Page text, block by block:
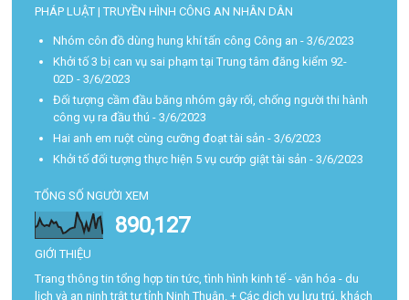
PHÁP LUẬT | TRUYỀN HÌNH CÔNG AN NHÂN DÂN
Nhóm côn đồ dùng hung khí tấn công Công an - 3/6/2023
Khởi tố 3 bị can vụ sai phạm tại Trung tâm đăng kiểm 92-
02D - 3/6/2023
Đối tượng cầm đầu băng nhóm gây rối, chống người thi hành
công vụ ra đầu thú - 3/6/2023
Hai anh em ruột cùng cưỡng đoạt tài sản - 3/6/2023
Khởi tố đối tượng thực hiện 5 vụ cướp giật tài sản - 3/6/2023
TỔNG SỐ NGƯỜI XEM
890,127
GIỚI THIỆU
Trang thông tin tổng hợp tin tức, tình hình kinh tế - văn hóa - du
lịch và an ninh trật tự tỉnh Ninh Thuận. + Các dịch vụ lưu trú, khách